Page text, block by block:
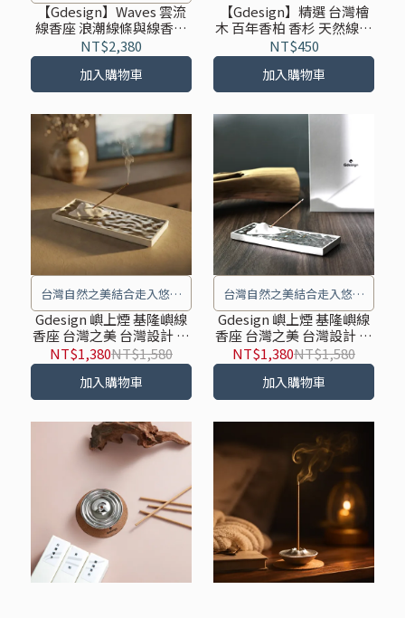
的意象做為造型概念，將動
態的浪潮線條與線香達到微
妙的平衡設計。
【Gdesign】Waves 雲流
線香座 浪潮線條與線香達
到微妙的平衡設計 G-
SSJ003
NT$2,380
加入購物車
【Gdesign】精選 台灣檜
木 百年香柏 香杉 天然線香
(台灣製)
NT$450
加入購物車
台灣自然之美結合走入悠靜
生活
Gdesign 嶼上煙 基隆嶼線
香座 台灣之美 台灣設計 內
附贈線香
NT$1,380NT$1,580
加入購物車
台灣自然之美結合走入悠靜
生活
Gdesign 嶼上煙 基隆嶼線
香座 台灣之美 台灣設計 內
附贈線香
NT$1,380NT$1,580
加入購物車